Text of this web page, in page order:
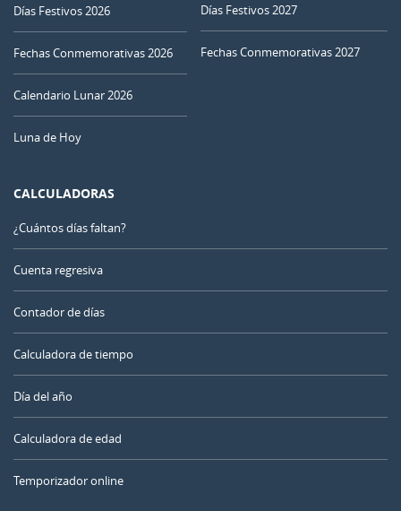
Días Festivos 2026
Fechas Conmemorativas 2026
Calendario Lunar 2026
Luna de Hoy
Días Festivos 2027
Fechas Conmemorativas 2027
CALCULADORAS
¿Cuántos días faltan?
Cuenta regresiva
Contador de días
Calculadora de tiempo
Día del año
Calculadora de edad
Temporizador online